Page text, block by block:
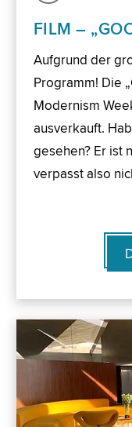
FILM –
Aufgrund der
Programm! Die
Modernism
ausverkauft.
gesehen? Er ist
verpasst also